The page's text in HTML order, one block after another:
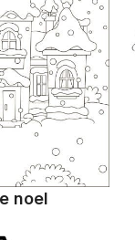
noel